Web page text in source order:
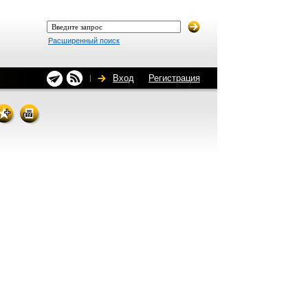
Расширенный поиск
Вход Регистрация